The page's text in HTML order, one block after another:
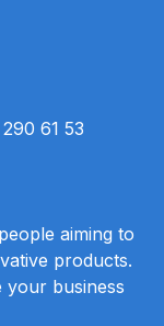
61 53
aiming to
products.
your business